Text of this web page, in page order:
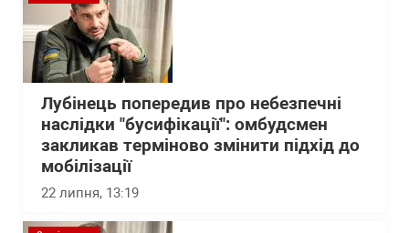
Лубінець попередив про небезпечні
наслідки "бусифікації": омбудсмен
закликав терміново змінити підхід до
мобілізації
22 липня, 13:19